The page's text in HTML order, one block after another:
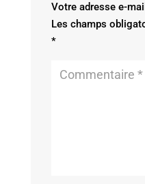
Votre adresse e-
Les champs
*